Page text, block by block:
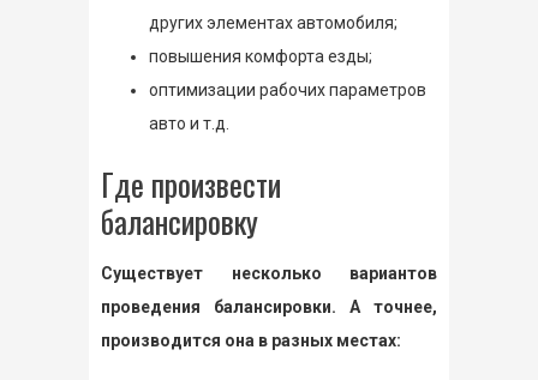
других элементах автомобиля;
повышения комфорта езды;
оптимизации рабочих параметров
авто и т.д.
Где произвести
балансировку
Существует несколько вариантов
проведения балансировки. А точнее,
производится она в разных местах: